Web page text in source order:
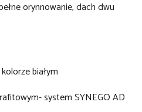
orynnowanie, dach dwu
białym
system SYNEGO AD